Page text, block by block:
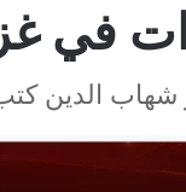
في
شهاب الدين